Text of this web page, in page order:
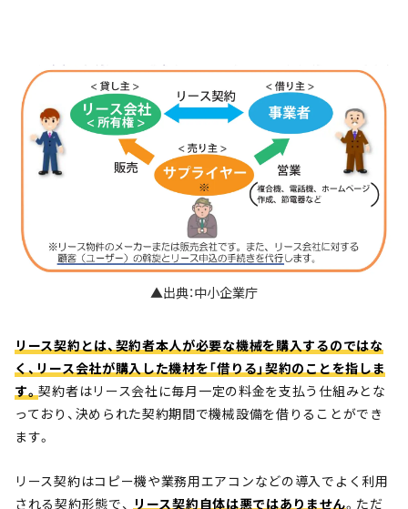
▲出典：中小企業庁
リース契約とは、契約者本人が必要な機械を購入するのではな
く、リース会社が購入した機材を「借りる」契約のことを指しま
す。契約者はリース会社に毎月一定の料金を支払う仕組みとな
っており、決められた契約期間で機械設備を借りることができ
ます。
リース契約はコピー機や業務用エアコンなどの導入でよく利用
される契約形態で、 リース契約自体は悪ではありません。ただ